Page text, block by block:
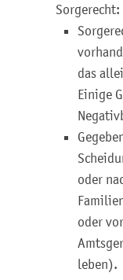
das
Einige
oder
oder
leben).